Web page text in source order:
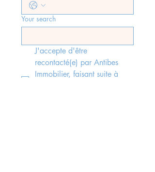
Your search
J'accepte d'être
recontacté(e) par Antibes
Immobilier, faisant suite à